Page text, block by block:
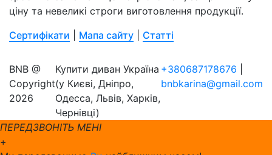
ціну та невеликі строги виготовлення продукції.
Сертифікати
Мапа сайту Статті
BNB @
Copyright
2026
Купити диван Україна
(у Києві, Дніпро,
Одесса, Львів, Харків,
Чернівці)
+380687178676
bnbkarina@gmail.com
ПЕРЕДЗВОНІТЬ МЕНІ
+